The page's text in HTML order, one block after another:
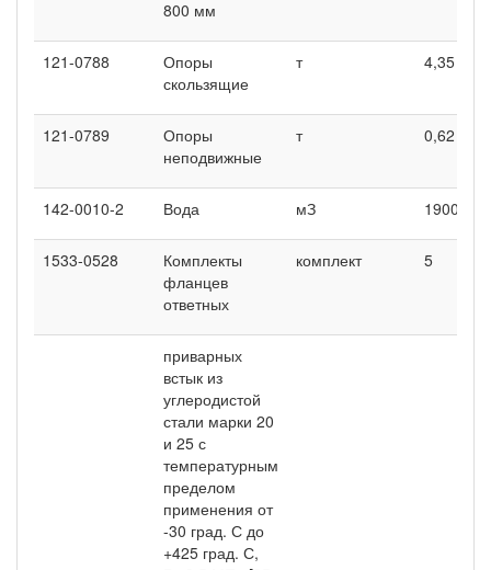
800 мм
121-0788
Опоры
скользящие
т 4,35
121-0789
Опоры
неподвижные
т 0,62
142-0010-2 Вода мЗ 1900
1533-0528
Комплекты
фланцев
ответных
комплект 5
приварных
встык из
углеродистой
стали марки 20
и 25 с
температурным
пределом
применения от
-30 град. С до
+425 град. С,